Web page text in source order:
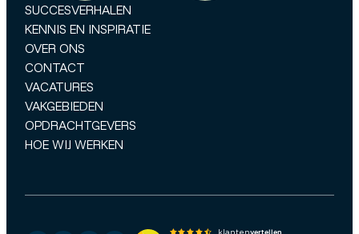
SUCCESVERHALEN
KENNIS EN INSPIRATIE
OVER ONS
CONTACT
VACATURES
VAKGEBIEDEN
OPDRACHTGEVERS
HOE WIJ WERKEN